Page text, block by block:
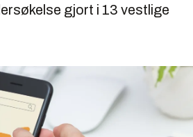
gjort i 13 vestlige